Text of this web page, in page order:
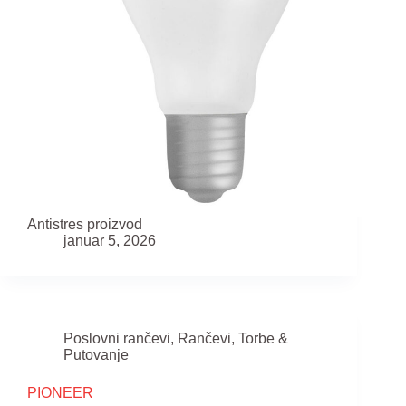
Antistres proizvod
januar 5, 2026
Poslovni rančevi, Rančevi, Torbe &
Putovanje
PIONEER